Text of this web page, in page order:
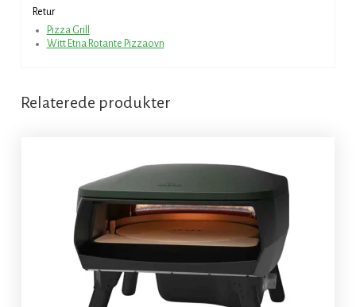
Retur
Pizza Grill
Witt Etna Rotante Pizzaovn
Relaterede produkter